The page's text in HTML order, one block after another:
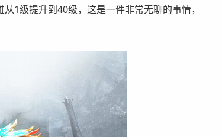
1级提升到40级，这是一件非常无聊的事情，